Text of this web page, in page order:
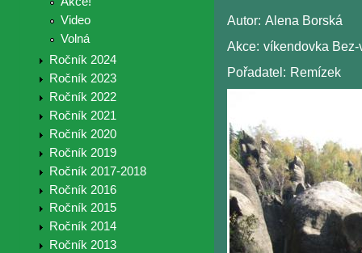
Video
Volná
Ročník 2024
Ročník 2023
Ročník 2022
Ročník 2021
Ročník 2020
Ročník 2019
Ročník 2017-2018
Ročník 2016
Ročník 2015
Ročník 2014
Ročník 2013
Autor: Alena Borská
Akce: víkendovka Bez-
Pořadatel: Remízek